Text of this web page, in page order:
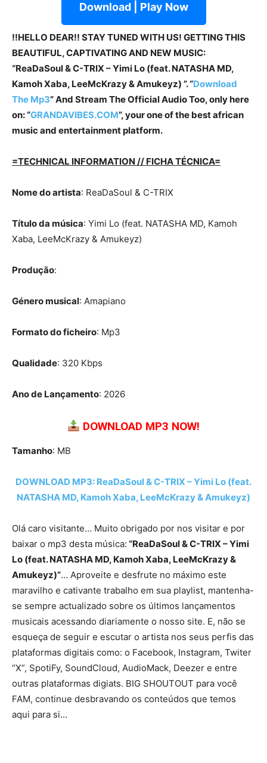
Download | Play Now
!!HELLO DEAR!! STAY TUNED WITH US! GETTING THIS
BEAUTIFUL, CAPTIVATING AND NEW MUSIC:
“ReaDaSoul & C-TRIX – Yimi Lo (feat. NATASHA MD,
Kamoh Xaba, LeeMcKrazy & Amukeyz) ”. “Download
The Mp3” And Stream The Official Audio Too, only here
on: “GRANDAVIBES.COM”, your one of the best african
music and entertainment platform.
=TECHNICAL INFORMATION // FICHA TÉCNICA=
Nome do artista: ReaDaSoul & C-TRIX
Título da música: Yimi Lo (feat. NATASHA MD, Kamoh
Xaba, LeeMcKrazy & Amukeyz)
Produção:
Género musical: Amapiano
Formato do ficheiro: Mp3
Qualidade: 320 Kbps
Ano de Lançamento: 2026
DOWNLOAD MP3 NOW!
Tamanho: MB
DOWNLOAD MP3: ReaDaSoul & C-TRIX – Yimi Lo (feat.
NATASHA MD, Kamoh Xaba, LeeMcKrazy & Amukeyz)
Olá caro visitante… Muito obrigado por nos visitar e por
baixar o mp3 desta música: “ReaDaSoul & C-TRIX – Yimi
Lo (feat. NATASHA MD, Kamoh Xaba, LeeMcKrazy &
Amukeyz)”… Aproveite e desfrute no máximo este
maravilho e cativante trabalho em sua playlist, mantenha-
se sempre actualizado sobre os últimos lançamentos
musicais acessando diariamente o nosso site. E, não se
esqueça de seguir e escutar o artista nos seus perfis das
plataformas digitais como: o Facebook, Instagram, Twiter
“X”, SpotiFy, SoundCloud, AudioMack, Deezer e entre
outras plataformas digiats. BIG SHOUTOUT para você
FAM, continue desbravando os conteúdos que temos
aqui para si…